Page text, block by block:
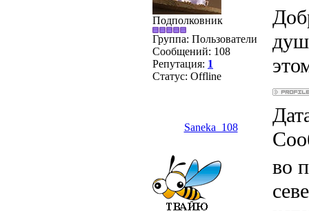
Подполковник
Группа: Пользователи
Сообщений: 108
Репутация: 1
Статус: Offline
Saneka_108
во